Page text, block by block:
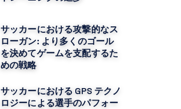
サッカーにおける攻撃的なス
ローガン: より多くのゴ​​ール
を決めてゲームを支配するた
めの戦略
サッカーにおける GPS テクノ
ロジーによる選手のパフォー